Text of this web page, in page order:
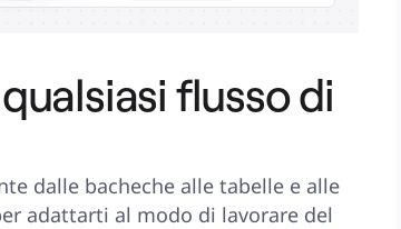
flusso di
dalle bacheche alle tabelle e alle
adattarti al modo di lavorare del